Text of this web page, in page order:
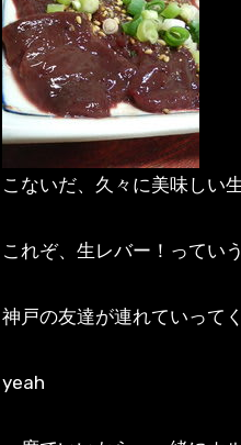
こないだ、久々に美味しい
これぞ、生レバー！ってい
神戸の友達が連れていって
yeah